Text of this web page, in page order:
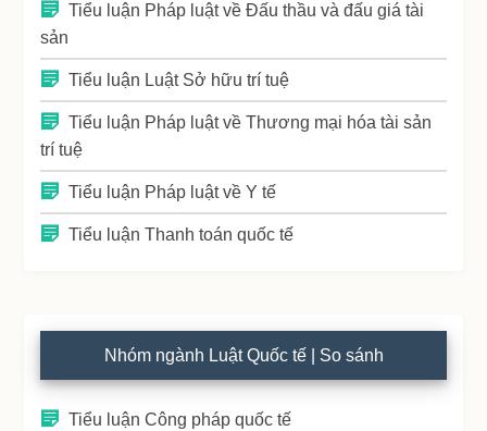
Tiểu luận Pháp luật về Đấu thầu và đấu giá tài
sản
Tiểu luận Luật Sở hữu trí tuệ
Tiểu luận Pháp luật về Thương mại hóa tài sản
trí tuệ
Tiểu luận Pháp luật về Y tế
Tiểu luận Thanh toán quốc tế
Nhóm ngành Luật Quốc tế | So sánh
Tiểu luận Công pháp quốc tế